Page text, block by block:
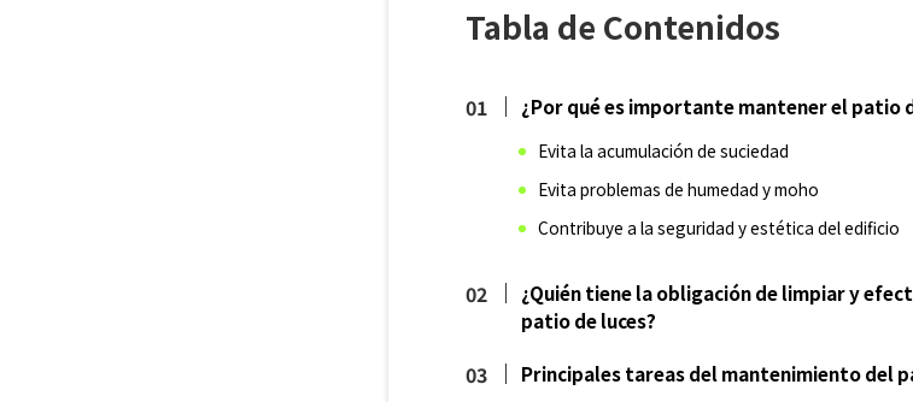
Tabla de Contenidos
¿Por qué es importante mantener el patio
Evita la acumulación de suciedad
Evita problemas de humedad y moho
Contribuye a la seguridad y estética del edificio
¿Quién tiene la obligación de limpiar y
patio de luces?
Principales tareas del mantenimiento del